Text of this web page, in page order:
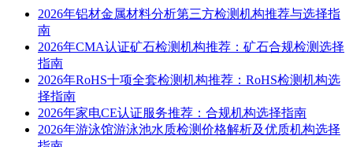
2026年铝材金属材料分析第三方检测机构推荐与选择指
南
2026年CMA认证矿石检测机构推荐：矿石合规检测选择
指南
2026年RoHS十项全套检测机构推荐：RoHS检测机构选
择指南
2026年家电CE认证服务推荐：合规机构选择指南
2026年游泳馆游泳池水质检测价格解析及优质机构选择